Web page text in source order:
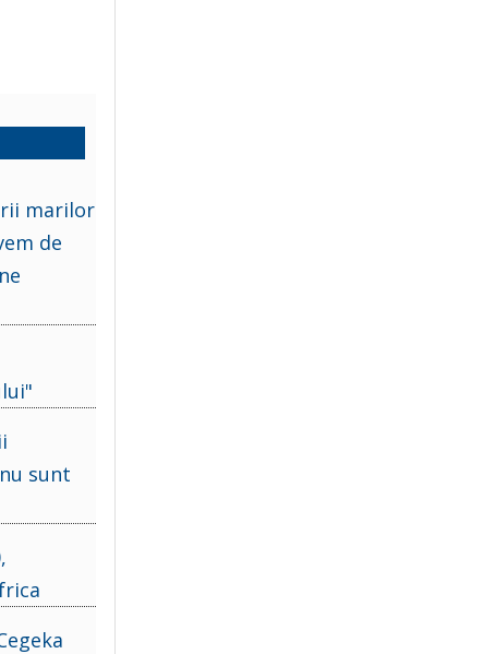
marilor
de
sunt